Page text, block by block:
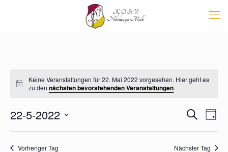
für
Mai
2022
Hinweis
Keine Veranstaltungen für 22. Mai 2022 vorgesehen. Hier geht es
zu den nächsten bevorstehenden Veranstaltungen.
Suche
und
SucheTag
22-5-2022
Vorheriger Tag Nächster Tag